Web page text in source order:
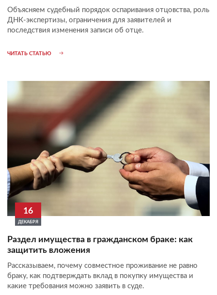
Объясняем судебный порядок оспаривания отцовства, роль
ДНК-экспертизы, ограничения для заявителей и
последствия изменения записи об отце.
ЧИТАТЬ СТАТЬЮ
16
ДЕКАБРЯ
Раздел имущества в гражданском браке: как
защитить вложения
Рассказываем, почему совместное проживание не равно
браку, как подтверждать вклад в покупку имущества и
какие требования можно заявить в суде.